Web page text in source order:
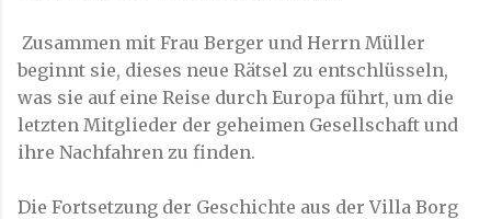
Zusammen mit Frau Berger und Herrn Müller
beginnt sie, dieses neue Rätsel zu entschlüsseln,
was sie auf eine Reise durch Europa führt, um die
letzten Mitglieder der geheimen Gesellschaft und
ihre Nachfahren zu finden.
Die Fortsetzung der Geschichte aus der Villa Borg